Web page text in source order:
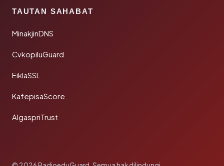
TAUTAN SAHABAT
MinakjinDNS
CvkopiluGuard
EiklaSSL
KafepisaScore
AlgaspriTrust